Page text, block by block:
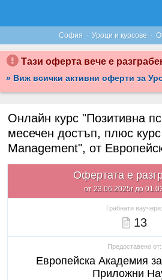
София · Уроци и курсове ·
Тази оферта вече е
» Виж всички активни оферти за
Онлайн курс "Позитивна
месечен достъп, плюс
Management", от
Офертата е
от 23.06.2025г до
Грабнати ваучери:
13
Предоставено от:
Европейска Академия
Приложни